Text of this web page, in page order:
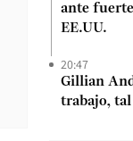
ante
EE.UU.
20:47
Gillian
trabajo, tal